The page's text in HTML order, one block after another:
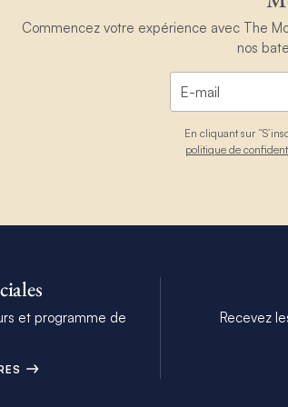
Commencez votre expérience avec The
nos
En cliquant sur
politique de
et programme de
Recevez